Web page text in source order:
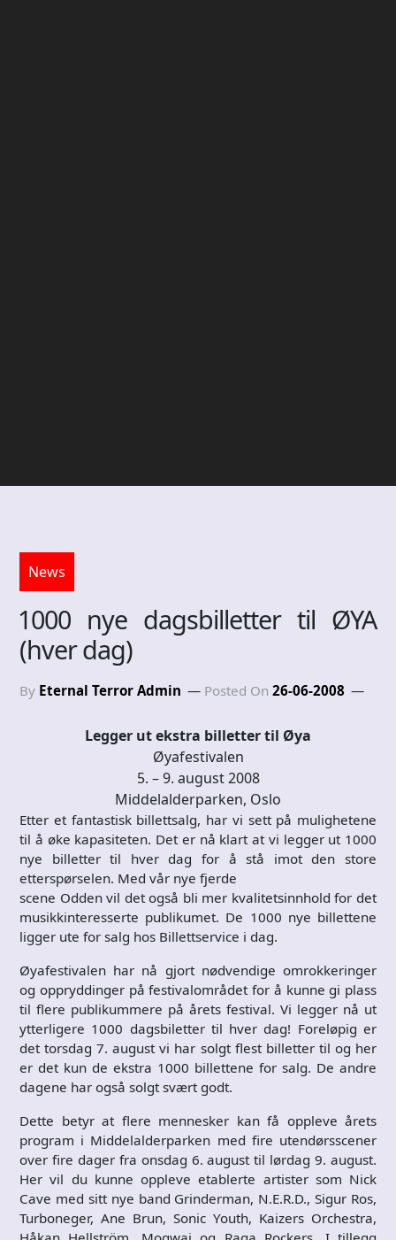
News
1000 nye dagsbilletter til ØYA
(hver dag)
By Eternal Terror Admin Posted On 26-06-2008
Legger ut ekstra billetter til Øya
Øyafestivalen
5. – 9. august 2008
Middelalderparken, Oslo
Etter et fantastisk billettsalg, har vi sett på mulighetene
til å øke kapasiteten. Det er nå klart at vi legger ut 1000
nye billetter til hver dag for å stå imot den store
etterspørselen. Med vår nye fjerde
scene Odden vil det også bli mer kvalitetsinnhold for det
musikkinteresserte publikumet. De 1000 nye billettene
ligger ute for salg hos Billettservice i dag.
Øyafestivalen har nå gjort nødvendige omrokkeringer
og oppryddinger på festivalområdet for å kunne gi plass
til flere publikummere på årets festival. Vi legger nå ut
ytterligere 1000 dagsbiletter til hver dag! Foreløpig er
det torsdag 7. august vi har solgt flest billetter til og her
er det kun de ekstra 1000 billettene for salg. De andre
dagene har også solgt svært godt.
Dette betyr at flere mennesker kan få oppleve årets
program i Middelalderparken med fire utendørsscener
over fire dager fra onsdag 6. august til lørdag 9. august.
Her vil du kunne oppleve etablerte artister som Nick
Cave med sitt nye band Grinderman, N.E.R.D., Sigur Ros,
Turboneger, Ane Brun, Sonic Youth, Kaizers Orchestra,